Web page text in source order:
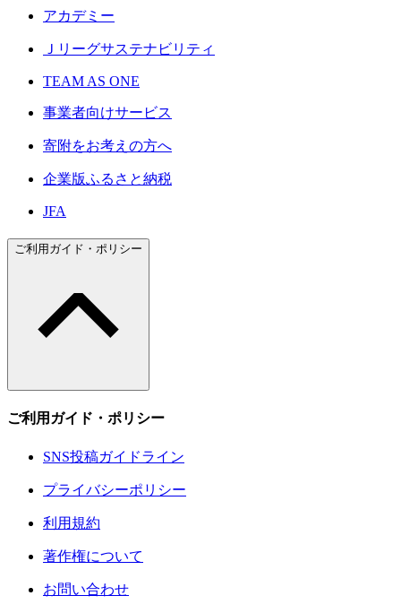
アカデミー
Ｊリーグサステナビリティ
TEAM AS ONE
事業者向けサービス
寄附をお考えの方へ
企業版ふるさと納税
JFA
ご利用ガイド・ポリシー
ご利用ガイド・ポリシー
SNS投稿ガイドライン
プライバシーポリシー
利用規約
著作権について
お問い合わせ